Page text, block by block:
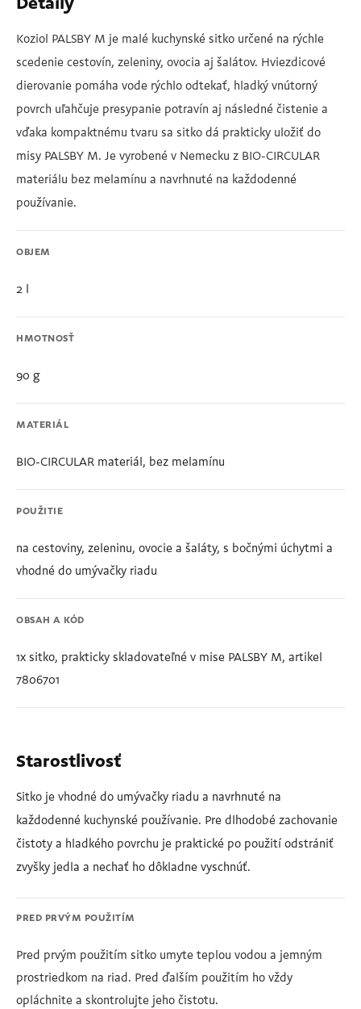
Detaily
Koziol PALSBY M je malé kuchynské sitko určené na rýchle
scedenie cestovín, zeleniny, ovocia aj šalátov. Hviezdicové
dierovanie pomáha vode rýchlo odtekať, hladký vnútorný
povrch uľahčuje presypanie potravín aj následné čistenie a
vďaka kompaktnému tvaru sa sitko dá prakticky uložiť do
misy PALSBY M. Je vyrobené v Nemecku z BIO-CIRCULAR
materiálu bez melamínu a navrhnuté na každodenné
používanie.
OBJEM
2 l
HMOTNOSŤ
90 g
MATERIÁL
BIO-CIRCULAR materiál, bez melamínu
POUŽITIE
na cestoviny, zeleninu, ovocie a šaláty, s bočnými úchytmi a
vhodné do umývačky riadu
OBSAH A KÓD
1x sitko, prakticky skladovateľné v mise PALSBY M, artikel
7806701
Starostlivosť
Sitko je vhodné do umývačky riadu a navrhnuté na
každodenné kuchynské používanie. Pre dlhodobé zachovanie
čistoty a hladkého povrchu je praktické po použití odstrániť
zvyšky jedla a nechať ho dôkladne vyschnúť.
PRED PRVÝM POUŽITÍM
Pred prvým použitím sitko umyte teplou vodou a jemným
prostriedkom na riad. Pred ďalším použitím ho vždy
opláchnite a skontrolujte jeho čistotu.